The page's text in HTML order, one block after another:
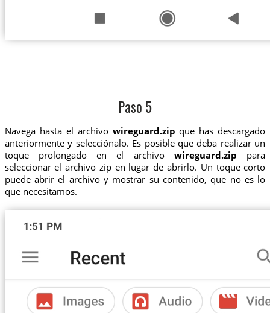
Paso 5
Navega hasta el archivo wireguard.zip que has descargado
anteriormente y selecciónalo. Es posible que deba realizar un
toque prolongado en el archivowireguard.zip para
seleccionar el archivo zip en lugar de abrirlo. Un toque corto
puede abrir el archivo y mostrar su contenido, que no es lo
que necesitamos.